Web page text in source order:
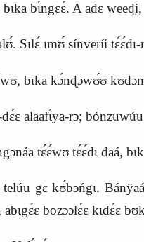
bɩ́ngɛɛ́. A adɛ
Sɩlɛ́ ɩmʊ́ sínveríi
bɩka kɔ́nɖɔwʊ́ʊ
alaafɩ́ya-rɔ;
tɛ́ɛ́wʊ tɛ́ɛ́dɩ daá,
gɛ kʊ́bɔńgɩ. Bánÿaá
bozɔɔlɛ́ɛ kɩdɛ́ɛ